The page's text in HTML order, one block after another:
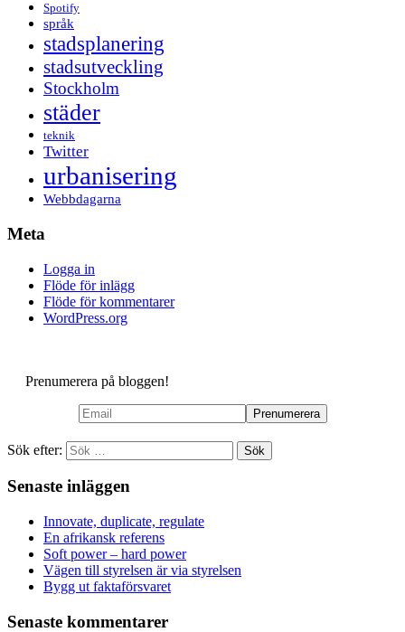
Spotify
språk
stadsplanering
stadsutveckling
Stockholm
städer
teknik
Twitter
urbanisering
Webbdagarna
Meta
Logga in
Flöde för inlägg
Flöde för kommentarer
WordPress.org
Prenumerera på bloggen!
Sök efter:
Senaste inläggen
Innovate, duplicate, regulate
En afrikansk referens
Soft power – hard power
Vägen till styrelsen är via styrelsen
Bygg ut faktaförsvaret
Senaste kommentarer